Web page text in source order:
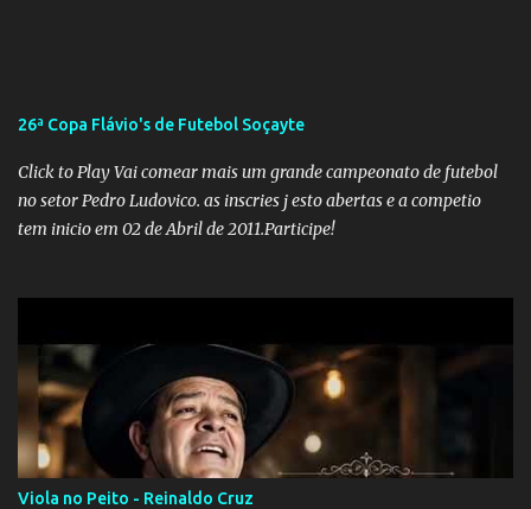
desinformações, chegando ao ponto de o governo federal pedir
uma investigação para identificar os autores dessas notícias falsas.
O Negacionismo Climático da Extrema Direita Essa disseminação
de fake news não é uma surpresa, pois faz parte de um padrão...
26ª Copa Flávio's de Futebol Soçayte
Click to Play Vai comear mais um grande campeonato de futebol
no setor Pedro Ludovico. as inscries j esto abertas e a competio
tem inicio em 02 de Abril de 2011.Participe!
Viola no Peito - Reinaldo Cruz